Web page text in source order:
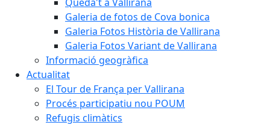
Galeria de fotos de Cova bonica
Galeria Fotos Història de Vallirana
Galeria Fotos Variant de Vallirana
Informació geogràfica
Actualitat
El Tour de França per Vallirana
Procés participatiu nou POUM
Refugis climàtics